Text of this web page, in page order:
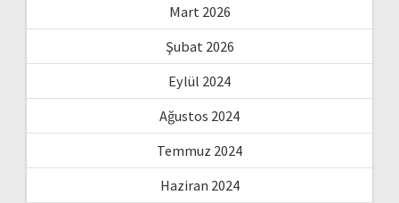
Mart 2026
Şubat 2026
Eylül 2024
Ağustos 2024
Temmuz 2024
Haziran 2024